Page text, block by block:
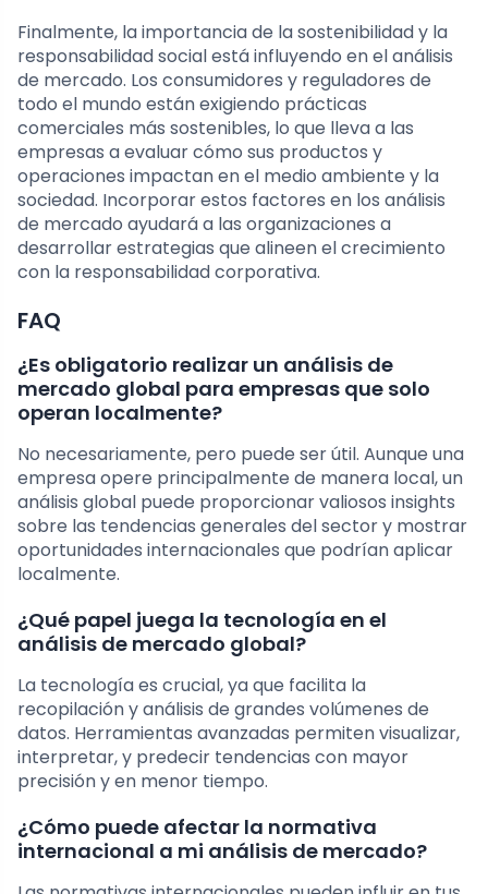
Finalmente, la importancia de la sostenibilidad y la
responsabilidad social está influyendo en el análisis
de mercado. Los consumidores y reguladores de
todo el mundo están exigiendo prácticas
comerciales más sostenibles, lo que lleva a las
empresas a evaluar cómo sus productos y
operaciones impactan en el medio ambiente y la
sociedad. Incorporar estos factores en los análisis
de mercado ayudará a las organizaciones a
desarrollar estrategias que alineen el crecimiento
con la responsabilidad corporativa.
FAQ
¿Es obligatorio realizar un análisis de
mercado global para empresas que solo
operan localmente?
No necesariamente, pero puede ser útil. Aunque una
empresa opere principalmente de manera local, un
análisis global puede proporcionar valiosos insights
sobre las tendencias generales del sector y mostrar
oportunidades internacionales que podrían aplicar
localmente.
¿Qué papel juega la tecnología en el
análisis de mercado global?
La tecnología es crucial, ya que facilita la
recopilación y análisis de grandes volúmenes de
datos. Herramientas avanzadas permiten visualizar,
interpretar, y predecir tendencias con mayor
precisión y en menor tiempo.
¿Cómo puede afectar la normativa
internacional a mi análisis de mercado?